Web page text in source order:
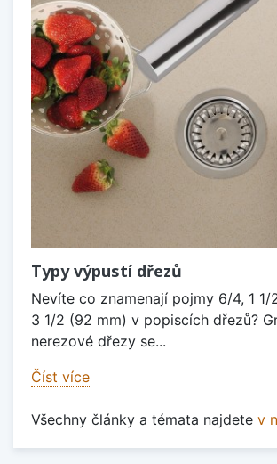
Typy výpustí dřezů
Nevíte co znamenají pojmy 6/4, 1 1/
3 1/2 (92 mm) v popiscích dřezů?
nerezové dřezy se...
Číst více
Všechny články a témata najdete v